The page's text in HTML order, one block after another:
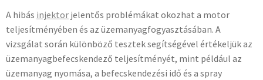
A hibás injektor jelentős problémákat okozhat a motor
teljesítményében és az üzemanyagfogyasztásában. A
vizsgálat során különböző tesztek segítségével értékeljük az
üzemanyagbefecskendező teljesítményét, mint például az
üzemanyag nyomása, a befecskendezési idő és a spray